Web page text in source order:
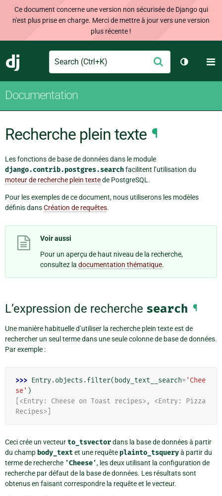
Ce document concerne une version non sécurisée de Django qui
n'est plus prise en charge. Merci de mettre à jour vers une version
plus récente !
Django
Search Envoyer
Changer
Documentation
Recherche plein texte ¶
Les fonctions de base de données dans le module
django.contrib.postgres.searchfacilitent l’utilisation du
moteur de recherche plein textede PostgreSQL.
Pour les exemples de ce document, nous utiliserons les modèles
définis dansCréation de requêtes.
Voir aussi
Pour un aperçu de haut niveau de la recherche,
consultez la documentation thématique.
L’expression de recherche search ¶
Une manière habituelle d’utiliser la recherche plein texte est de
rechercher un seul terme dans une seule colonne de base de données.
Par exemple :
>>> Entry.objects .filter( body_text__search= 'Chee
se' )
[<Entry: Cheese on Toast recipes>, <Entry: Pizza
Recipes>]
Ceci crée un vecteurto_tsvectordans la base de données à partir
du champ body_textet une requête plainto_tsqueryà partir du
terme de recherche 'Cheese', les deux utilisant la configuration de
recherche par défaut de la base de données. Les résultats sont
obtenus en faisant correspondre la requête et le vecteur.